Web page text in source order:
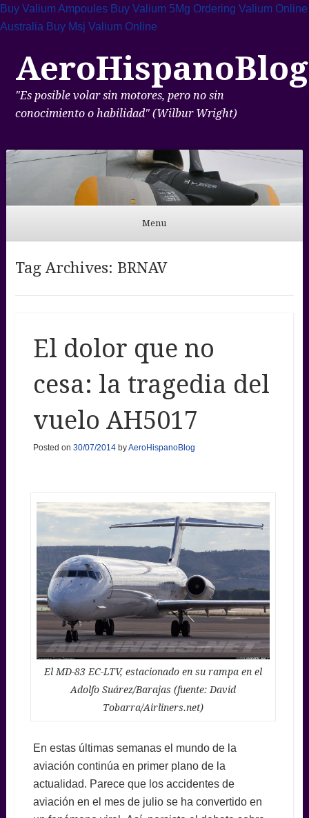
Buy Valium Ampoules Buy Valium 5Mg Ordering Valium Online
Australia Buy Msj Valium Online
AeroHispanoBlog
"Es posible volar sin motores, pero no sin
conocimiento o habilidad" (Wilbur Wright)
Menu
Tag Archives: BRNAV
El dolor que no
cesa: la tragedia del
vuelo AH5017
Posted on 30/07/2014byAeroHispanoBlog
El MD-83 EC-LTV, estacionado en su rampa en el
Adolfo Suárez/Barajas (fuente: David
Tobarra/Airliners.net)
En estas últimas semanas el mundo de la
aviación continúa en primer plano de la
actualidad. Parece que los accidentes de
aviación en el mes de julio se ha convertido en